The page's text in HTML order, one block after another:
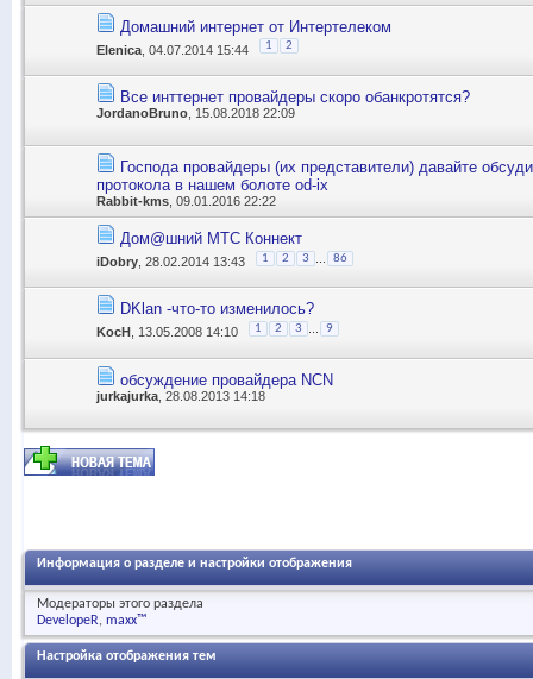
Домашний интернет от Интертелеком
Elenica , 04.07.2014 15:44 1 2
Все инттернет провайдеры скоро обанкротятся?
JordanoBruno , 15.08.2018 22:09
Господа провайдеры (их представители) давайте
протокола в нашем болоте od-ix
Rabbit-kms, 09.01.2016 22:22
Дом@шний МТС Коннект
iDobry , 28.02.2014 13:43 1 2 3 86
DKlan -что-то изменилось?
KocH , 13.05.2008 14:10 1 2 3 9
обсуждение провайдера NCN
jurkajurka , 28.08.2013 14:18
Информация о разделе и настройки отображения
Модераторы этого раздела
DevelopeR maxx™
Настройка отображения тем